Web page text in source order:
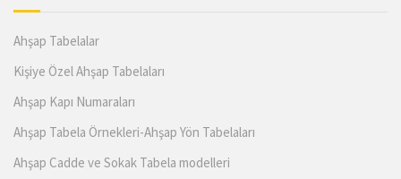
Ahşap Tabelalar
Kişiye Özel Ahşap Tabelaları
Ahşap Kapı Numaraları
Ahşap Tabela Örnekleri-Ahşap Yön Tabelaları
Ahşap Cadde ve Sokak Tabela modelleri